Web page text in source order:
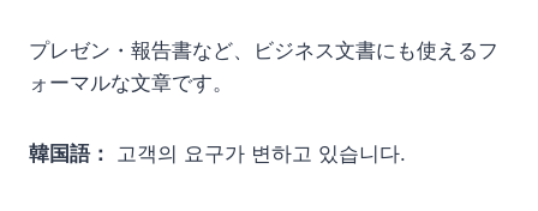
プレゼン・報告書など、ビジネス文書にも使えるフ
ォーマルな文章です。
韓国語： 고객의 요구가 변하고 있습니다.